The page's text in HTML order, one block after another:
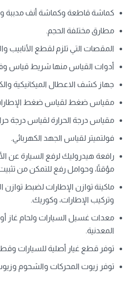
كماشة قاطعة وكماشة أنف مدببة
مطارق مختلفة الحجم.
المقصات التي تلزم لقطع الأنابيب
أدوات القياس منها شريط قياس
جهاز كشف الاعطال الميكانيكية
مقياس ضغط لقياس ضغط
مقياس درجة الحرارة لقياس درجة
فولتميتر لقياس الجهد الكهربائي.
رافعة هيدروليك لرفع السيارة عن
مؤقتًا، وحوامل رفع للتمكن من تثبيت
ماكينة توازن الإطارات لضبط توازن
وتركيب الإطارات، وكوريك.
معدات غسيل السيارات ولحام غاز أو
المعدنية.
توفر قطع غيار أصلية للسيارات
توفر زيوت المحركات والشحوم